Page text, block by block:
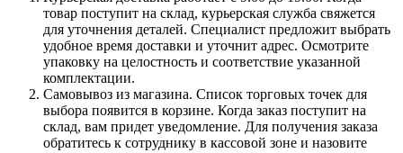
товар поступит на склад, курьерская служба свяжется
для уточнения деталей. Специалист предложит выбрать
удобное время доставки и уточнит адрес. Осмотрите
упаковку на целостность и соответствие указанной
комплектации.
Самовывоз из магазина. Список торговых точек для
выбора появится в корзине. Когда заказ поступит на
склад, вам придет уведомление. Для получения заказа
обратитесь к сотруднику в кассовой зоне и назовите